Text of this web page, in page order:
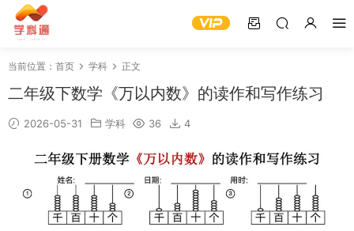
当前位置： 首页 学科 正文
二年级下数学《万以内数》的读作和写作练习
2026-05-31 学科 36 4